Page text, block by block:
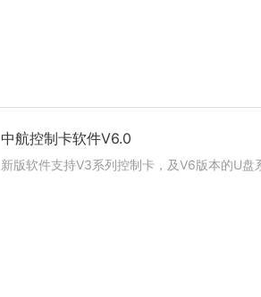
中航控制卡软件V6.0
新版软件支持V3系列控制卡，及V6版本的U